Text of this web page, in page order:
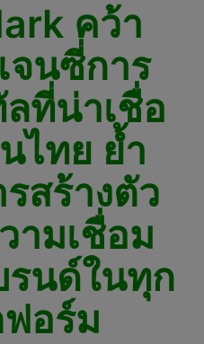
คว้า
จนซี่การ
ที่น่าเชื่อ
ไทย ย้ำ
สร้างตัว
ามเชื่อม
รนด์ในทุก
อร์ม